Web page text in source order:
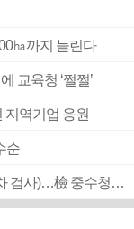
㏊까지 늘린다
교육청 ‘쩔쩔’
역기업 응원
순
■ 검사 신분 버리고 직급하향(10년 이하 저연차 검사)…檢 중수청행 기피